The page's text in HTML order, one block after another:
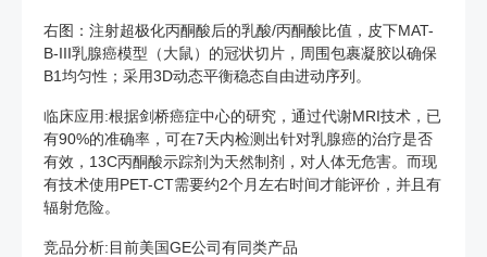
右图：注射超极化丙酮酸后的乳酸/丙酮酸比值，皮下MAT-
B-III乳腺癌模型（大鼠）的冠状切片，周围包裹凝胶以确保
B1均匀性；采用3D动态平衡稳态自由进动序列。
临床应用:根据剑桥癌症中心的研究，通过代谢MRI技术，已
有90%的准确率，可在7天内检测出针对乳腺癌的治疗是否
有效，13C丙酮酸示踪剂为天然制剂，对人体无危害。而现
有技术使用PET-CT需要约2个月左右时间才能评价，并且有
辐射危险。
竞品分析:目前美国GE公司有同类产品